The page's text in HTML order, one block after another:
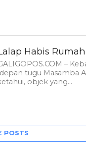
Habis
–
tugu Masamba
objek yang...
POSTS